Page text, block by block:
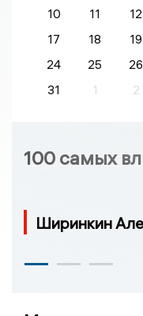
10
11 12
17
18 19
24
25 26
31
1 2
100 самых
Ширинкин